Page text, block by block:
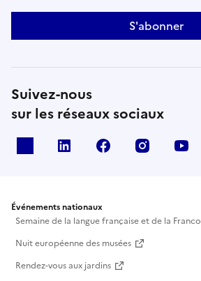
S'abonner
Suivez-nous
sur les réseaux sociaux
Linkedin Facebook Instagram
Événements nationaux
Semaine de la langue française et de la
Nuit européenne des musées
Rendez-vous aux jardins